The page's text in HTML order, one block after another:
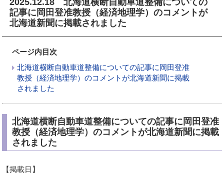
記事に岡田登准教授（経済地理学）のコメントが
北海道新聞に掲載されました
ページ内目次
北海道横断自動車道整備についての記事に岡田登准
教授（経済地理学）のコメントが北海道新聞に掲載
されました
北海道横断自動車道整備についての記事に岡田登准
教授（経済地理学）のコメントが北海道新聞に掲載
されました
【掲載日】